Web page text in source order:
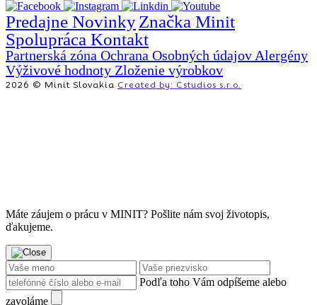
Predajne NovinkyZnačka Minit
Spolupráca Kontakt
Partnerská zóna Ochrana Osobných údajov Alergény
Výživové hodnoty Zloženie výrobkov
2026 © Minit Slovakia Created by: Cstudios s.r.o.
Máte záujem o prácu v MINIT? Pošlite nám svoj životopis,
ďakujeme.
Podľa toho Vám odpíšeme alebo
zavoláme